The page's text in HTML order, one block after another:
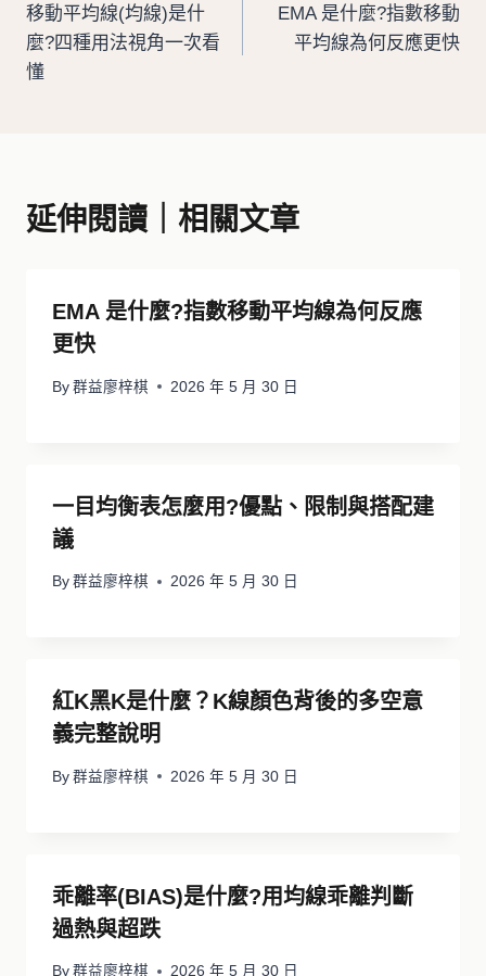
章
導
移動平均線(均線)是什
麼?四種用法視角一次看
懂
EMA 是什麼?指數移動
平均線為何反應更快
延伸閱讀｜相關文章
EMA 是什麼?指數移動平均線為何反應
更快
By 群益廖梓棋 2026 年 5 月 30 日
一目均衡表怎麼用?優點、限制與搭配建
議
By 群益廖梓棋 2026 年 5 月 30 日
紅K黑K是什麼？K線顏色背後的多空意
義完整說明
By 群益廖梓棋 2026 年 5 月 30 日
乖離率(BIAS)是什麼?用均線乖離判斷
過熱與超跌
By 群益廖梓棋 2026 年 5 月 30 日